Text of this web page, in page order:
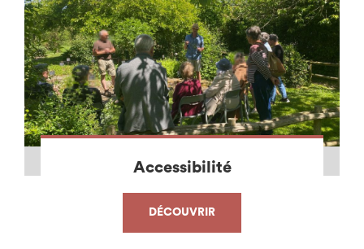
Accessibilité
DÉCOUVRIR